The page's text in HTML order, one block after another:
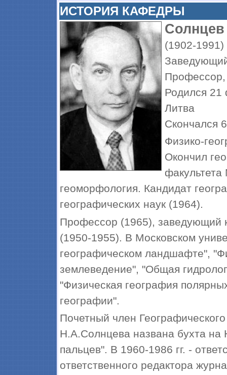
ИСТОРИЯ КАФЕДРЫ
(1902-1991)
Профессор,
Родился 21
Литва
Скончался
Физико-
Окончил
геоморфология. Кандидат
географических наук (1964).
Профессор (1965), заведующий
(1950-1955). В Московском
географическом ландшафте",
землеведение", "Общая
"Физическая география
географии".
Почетный член
Н.А.Солнцева названа бухта на
пальцев". В 1960-1986 гг. -
ответственного редактора